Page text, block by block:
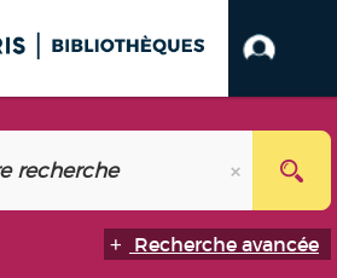
Recherche avancée